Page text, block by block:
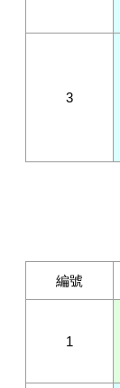
3
編號
1